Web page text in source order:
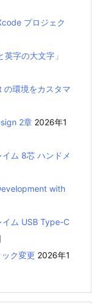
プロジェク
字の大文字」
環境をカスタマ
2章 2026年1
ム 8芯 ハンドメ
with
ム USB Type-C
ク変更 2026年1